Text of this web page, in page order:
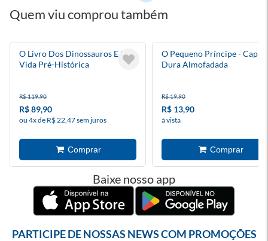
Quem viu comprou também
O Livro Dos Dinossauros E Da
Vida Pré-Histórica
R$ 119,90
R$ 89,90
ou 4x de R$ 22,47 sem juros
O Pequeno Príncipe - Capa
Dura Almofadada
R$ 19,90
R$ 13,90
à vista
Baixe nosso app
PARTICIPE DE NOSSAS NEWS COM PROMOÇÕES